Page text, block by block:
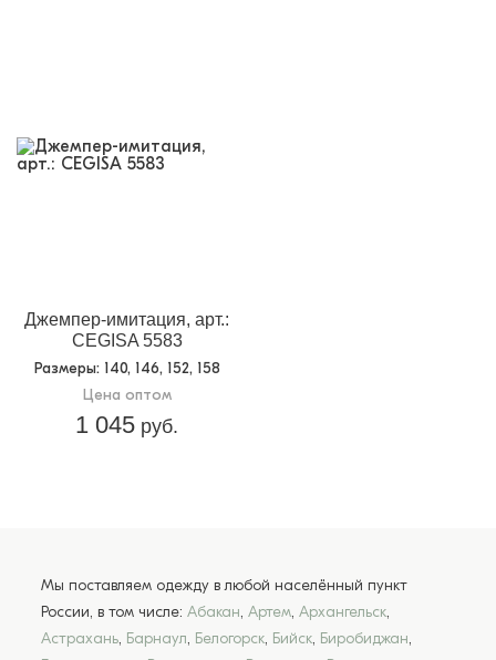
Джемпер-имитация, арт.:
CEGISA 5583
Размеры: 140, 146, 152, 158
Цена оптом
1 045 руб.
Мы поставляем одежду в любой населённый пункт
России, в том числе: Абакан, Артем, Архангельск,
Астрахань, Барнаул, Белогорск, Бийск, Биробиджан,